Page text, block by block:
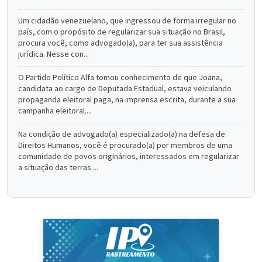
Um cidadão venezuelano, que ingressou de forma irregular no
país, com o propósito de regularizar sua situação no Brasil,
procura você, como advogado(a), para ter sua assistência
jurídica. Nesse con...
O Partido Político Alfa tomou conhecimento de que Joana,
candidata ao cargo de Deputada Estadual, estava veiculando
propaganda eleitoral paga, na imprensa escrita, durante a sua
campanha eleitoral....
Na condição de advogado(a) especializado(a) na defesa de
Direitos Humanos, você é procurado(a) por membros de uma
comunidade de povos originários, interessados em regularizar
a situação das terras ...